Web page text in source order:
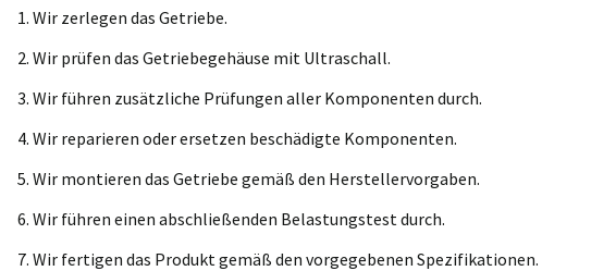
Wir zerlegen das Getriebe.
Wir prüfen das Getriebegehäuse mit Ultraschall.
Wir führen zusätzliche Prüfungen aller Komponenten durch.
Wir reparieren oder ersetzen beschädigte Komponenten.
Wir montieren das Getriebe gemäß den Herstellervorgaben.
Wir führen einen abschließenden Belastungstest durch.
Wir fertigen das Produkt gemäß den vorgegebenen Spezifikationen.